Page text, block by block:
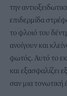
την
επιδερμίδα
το φλοιό του
ανοίγουν και
φωτός. Αυτό το
και εξασφαλίζει
σαν μια τονωτική